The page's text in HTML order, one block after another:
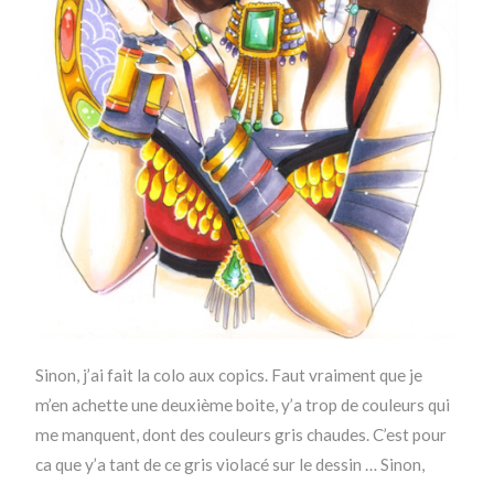
Sinon, j’ai fait la colo aux copics. Faut vraiment que je
m’en achette une deuxième boite, y’a trop de couleurs qui
me manquent, dont des couleurs gris chaudes. C’est pour
ca que y’a tant de ce gris violacé sur le dessin … Sinon,